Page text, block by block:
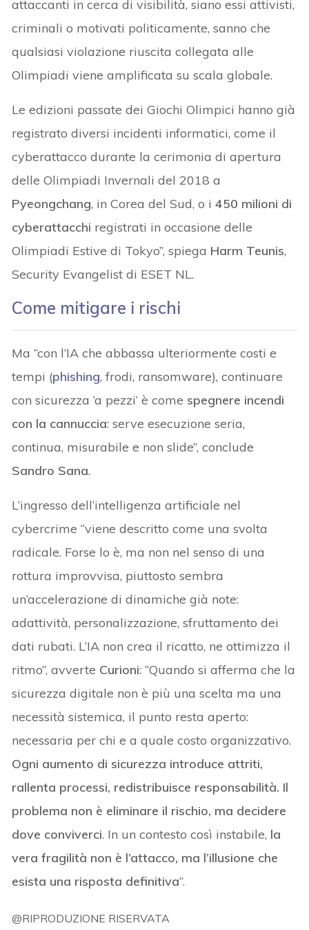
attaccanti in cerca di visibilità, siano essi attivisti,
criminali o motivati politicamente, sanno che
qualsiasi violazione riuscita collegata alle
Olimpiadi viene amplificata su scala globale.
Le edizioni passate dei Giochi Olimpici hanno già
registrato diversi incidenti informatici, come il
cyberattacco durante la cerimonia di apertura
delle Olimpiadi Invernali del 2018 a
Pyeongchang, in Corea del Sud, o i450 milioni di
cyberattacchi registrati in occasione delle
Olimpiadi Estive di Tokyo”, spiega Harm Teunis,
Security Evangelist di ESET NL.
Come mitigare i rischi
Ma “con l’IA che abbassa ulteriormente costi e
tempi (phishing, frodi, ransomware), continuare
con sicurezza ‘a pezzi’ è come spegnere incendi
con la cannuccia: serve esecuzione seria,
continua, misurabile e non slide”, conclude
Sandro Sana.
L’ingresso dell’intelligenza artificiale nel
cybercrime “viene descritto come una svolta
radicale. Forse lo è, ma non nel senso di una
rottura improvvisa, piuttosto sembra
un’accelerazione di dinamiche già note:
adattività, personalizzazione, sfruttamento dei
dati rubati. L’IA non crea il ricatto, ne ottimizza il
ritmo”, avverte Curioni: “Quando si afferma che la
sicurezza digitale non è più una scelta ma una
necessità sistemica, il punto resta aperto:
necessaria per chi e a quale costo organizzativo.
Ogni aumento di sicurezza introduce attriti,
rallenta processi, redistribuisce responsabilità. Il
problema non è eliminare il rischio, ma decidere
dove conviverci. In un contesto così instabile, la
vera fragilità non è l’attacco, ma l’illusione che
esista una risposta definitiva“.
@RIPRODUZIONE RISERVATA